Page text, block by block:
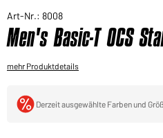
Art-Nr.: 8008
Men's Basic-T OCS
mehr Produktdetails
Derzeit ausgewählte Farben und